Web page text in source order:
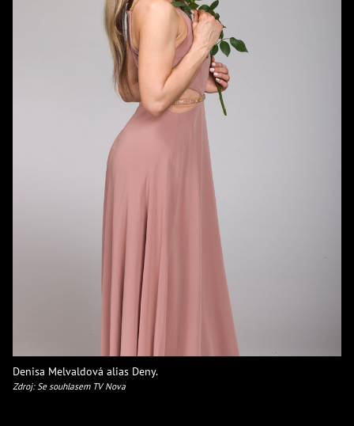
Denisa Melvaldová alias Deny.
Zdroj: Se souhlasem TV Nova